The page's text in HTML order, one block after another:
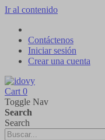
Ir al contenido
Contáctenos
Iniciar sesión
Crear una cuenta
Cart 0
Toggle Nav
Search
Search